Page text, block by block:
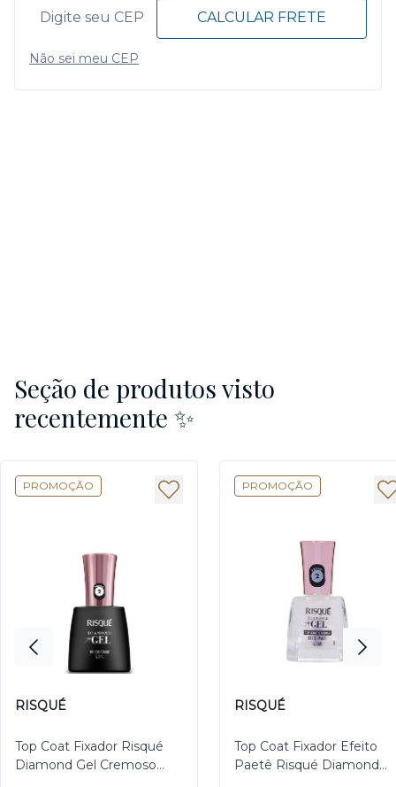
CALCULAR FRETE
Não sei meu CEP
Seção de produtos visto
recentemente ✨
PROMOÇÃO
RISQUÉ
Top Coat Fixador Risqué
Diamond Gel Cremoso
PROMOÇÃO
RISQUÉ
Top Coat Fixador Efeito
Paetê Risqué Diamond